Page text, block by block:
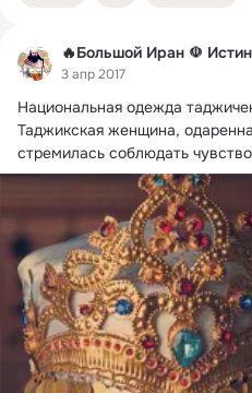
🔥Большой Иран ☫
3 апр 2017
Национальная одежда
Таджикская женщина,
стремилась соблюдать